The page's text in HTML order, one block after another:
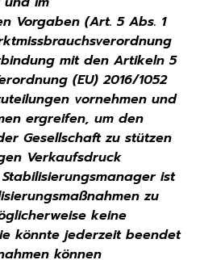
Vorgaben (Art. 5 Abs. 1
mit den Artikeln 5
(EU) 2016/1052
vornehmen und
ergreifen, um den
Gesellschaft zu stützen
Verkaufsdruck
ist
zu
keine
könnte jederzeit beendet
können